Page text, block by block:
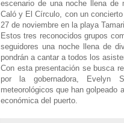
escenario de una noche llena de
Caló y El Círculo, con un
27 de noviembre en la playa
Estos tres reconocidos grupos
seguidores una noche llena de
pondrán a cantar a todos los
Con esta presentación se busca
por la gobernadora, Evelyn
meteorológicos que han golpeado
económica del puerto.